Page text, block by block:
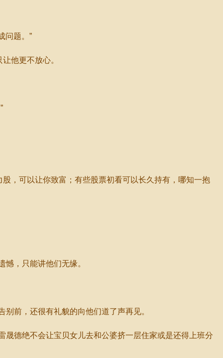
问题。”
他更不放心。
，可以让你致富；有些股票初看可以长久持有，哪知一抱
，只能讲他们无缘。
前，还很有礼貌的向他们道了声再见。
德绝不会让宝贝女儿去和公婆挤一层住家或是还得上班分